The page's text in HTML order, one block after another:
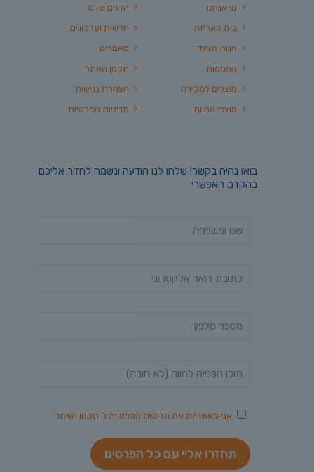
הדגים שלנו
חדשות ועדכונים
מאמרים
תקנון האתר
הצהרת נגישות
מדיניות הפרטיות
מי אנחנו
בית האריזה
חנות הציוד
החממות
מוצרים למכירה
מוצרי החווה
בואו נהיה בקשר! שלחו לנו הודעה ונשמח לחזור אליכם
בהקדם האפשרי
אני מאשר/ת את מדיניות הפרטיות ו־ תקנון האתר